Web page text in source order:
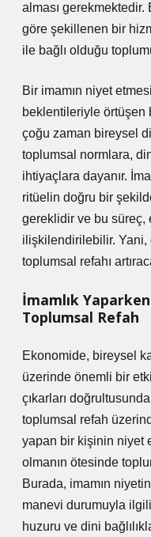
alması
göre şekillenen bir
ile bağlı olduğu
Bir imamın niyet
beklentileriyle örtüşen
çoğu zaman bireysel
toplumsal normlara,
ihtiyaçlara dayanır.
ritüelin doğru bir
gereklidir ve bu
ilişkilendirilebilir. Yani,
toplumsal refahı
İmamlık
Toplumsal Refah
Ekonomide, bireysel
üzerinde önemli bir
çıkarları
toplumsal refah
yapan bir kişinin niyet
olmanın ötesinde
Burada, imamın
manevi durumuyla
huzuru ve dini